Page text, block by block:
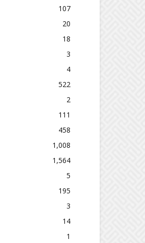
107
20
18
3
4
522
2
111
458
1,008
1,564
5
195
3
14
1